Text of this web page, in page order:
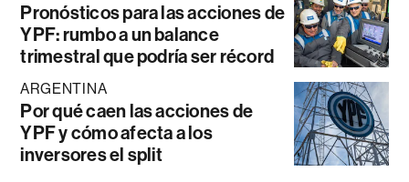
Pronósticos para las acciones de
YPF: rumbo a un balance
trimestral que podría ser récord
ARGENTINA
Por qué caen las acciones de
YPF y cómo afecta a los
inversores el split